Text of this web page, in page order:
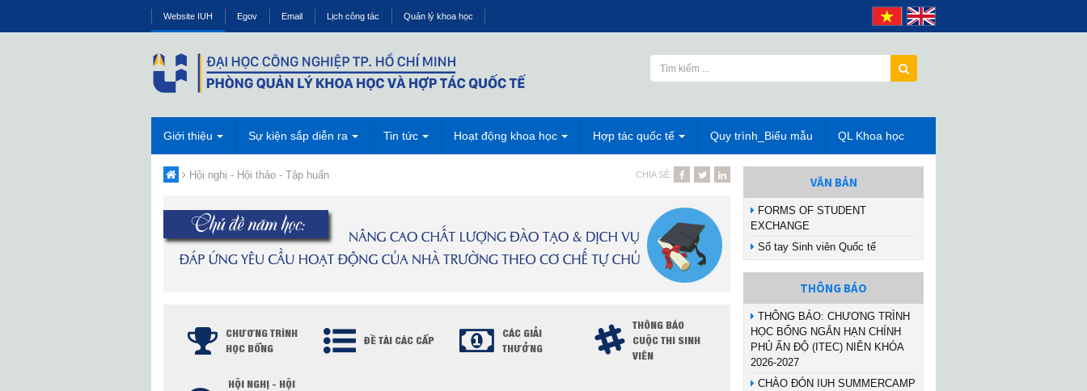
Website IUH Egov Email Lịch công tác Quản lý khoa học
Giới thiệu Sự kiện sắp diễn ra Tin tức Hoạt động khoa học Hợp tác quốc tế Quy trình_Biểu mẫu QL Khoa học
Hội nghị - Hội thảo - Tập huấn CHIA SẺ
CHƯƠNG TRÌNH
HỌC BỔNG
ĐỀ TÀI CÁC CẤP
CÁC GIẢI
THƯỞNG
THÔNG BÁO
CUỘC THI SINH
VIÊN
HỘI NGHỊ - HỘI
VĂN BẢN
FORMS OF STUDENT
EXCHANGE
Sổ tay Sinh viên Quốc tế
THÔNG BÁO
THÔNG BÁO: CHƯƠNG TRÌNH
HỌC BỔNG NGẮN HẠN CHÍNH
PHỦ ẤN ĐỘ (ITEC) NIÊN KHÓA
2026-2027
CHÀO ĐÓN IUH SUMMERCAMP